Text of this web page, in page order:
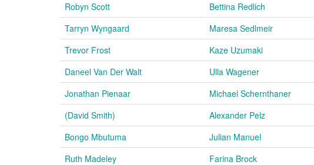
Robyn Scott
Bettina Redlich
Tarryn Wyngaard
Maresa Sedlmeir
Trevor Frost
Kaze Uzumaki
Daneel Van Der Walt
Ulla Wagener
Jonathan Pienaar
Michael Schernthaner
(David Smith)
Alexander Pelz
Bongo Mbutuma
Julian Manuel
Ruth Madeley
Farina Brock